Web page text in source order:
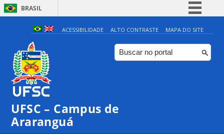
BRASIL
Simplifique!
Comunica BR
Participe
ACESSIBILIDADE ALTO CONTRASTE MAPA DO SITE
UFSC – Campus de
Araranguá